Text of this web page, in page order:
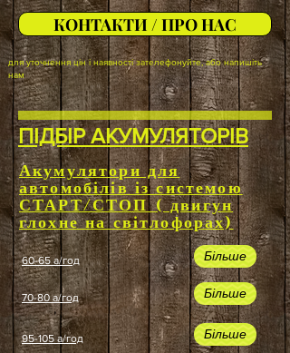
КОНТАКТИ / ПРО НАС
для уточнення цін і наявності зателефонуйте, або напишіть
нам
ПІДБІР АКУМУЛЯТОРІВ
Акумулятори для
автомобілів із системою
СТАРТ/СТОП ( двигун
глохне на світлофорах)
60-65 а/год
70-80 а/год
95-105 а/год
Більше
Більше
Більше